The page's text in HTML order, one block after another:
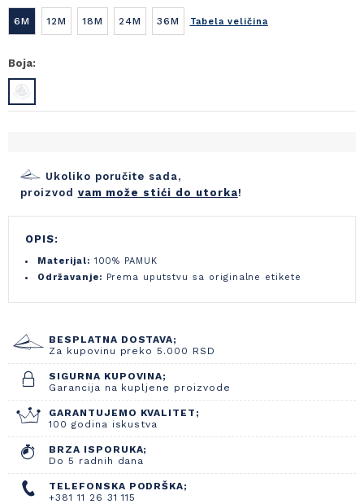
6M 12M 18M 24M 36M Tabela veličina
Boja:
Ukoliko poručite sada,
proizvod vam može stići do utorka!
OPIS:
Materijal: 100% PAMUK
Održavanje: Prema uputstvu sa originalne etikete
BESPLATNA DOSTAVA;
Za kupovinu preko 5.000 RSD
SIGURNA KUPOVINA;
Garancija na kupljene proizvode
GARANTUJEMO KVALITET;
100 godina iskustva
BRZA ISPORUKA;
Do 5 radnih dana
TELEFONSKA PODRŠKA;
+381 11 26 31 115